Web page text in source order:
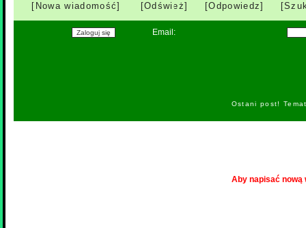
[Nowa wiadomość] [Odśwież] [Odpowiedz]
Email:
Ostani post!
Aby napisać nową